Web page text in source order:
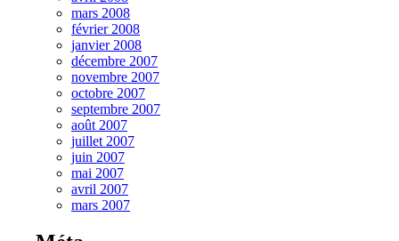
mars 2008
février 2008
janvier 2008
décembre 2007
novembre 2007
octobre 2007
septembre 2007
août 2007
juillet 2007
juin 2007
mai 2007
avril 2007
mars 2007